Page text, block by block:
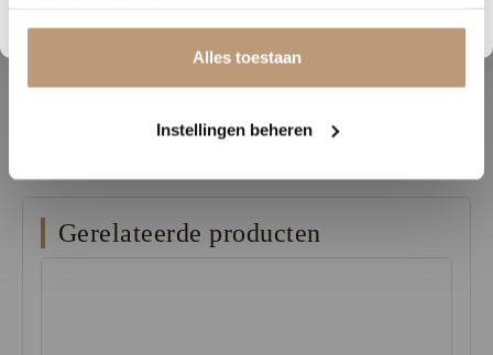
Alles toestaan
Instellingen beheren
Verkrijgbaar bij Vloerenhuys de Veluwe. Neem contact op voor meer
Gerelateerde producten